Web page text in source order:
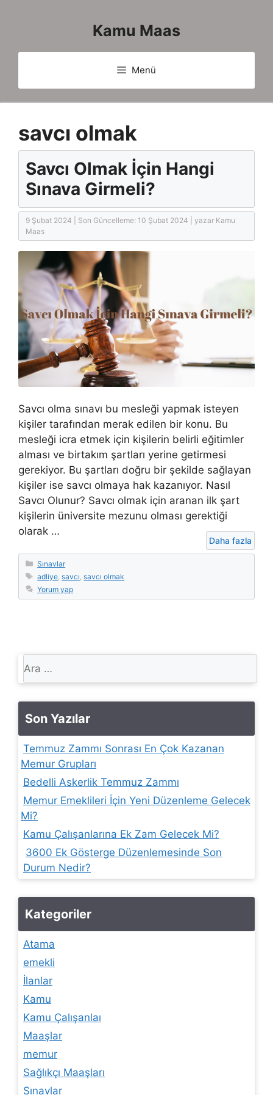
Kamu Maas
Menü
savcı olmak
Savcı Olmak İçin Hangi
Sınava Girmeli?
9 Şubat 2024 Son Güncelleme: 10 Şubat 2024 | yazar Kamu
Maas
Savcı olma sınavı bu mesleği yapmak isteyen
kişiler tarafından merak edilen bir konu. Bu
mesleği icra etmek için kişilerin belirli eğitimler
alması ve birtakım şartları yerine getirmesi
gerekiyor. Bu şartları doğru bir şekilde sağlayan
kişiler ise savcı olmaya hak kazanıyor. Nasıl
Savcı Olunur? Savcı olmak için aranan ilk şart
kişilerin üniversite mezunu olması gerektiği
olarak …
Daha fazla
Kategoriler
Sınavlar
Etiketler
adliye ,savcı ,savcı olmak
Yorum yap
ara
Son Yazılar
Temmuz Zammı Sonrası En Çok Kazanan
Memur Grupları
Bedelli Askerlik Temmuz Zammı
Memur Emeklileri İçin Yeni Düzenleme Gelecek
Mi?
Kamu Çalışanlarına Ek Zam Gelecek Mi?
3600 Ek Gösterge Düzenlemesinde Son
Durum Nedir?
Kategoriler
Atama
emekli
İlanlar
Kamu
Kamu Çalışanlaı
Maaşlar
memur
Sağlıkçı Maaşları
Sınavlar